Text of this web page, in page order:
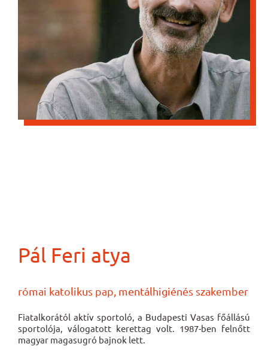
Pál Feri atya
római katolikus pap, mentálhigiénés szakember
Fiatalkorától aktív sportoló, a Budapesti Vasas főállású
sportolója, válogatott kerettag volt. 1987-ben felnőtt
magyar magasugró bajnok lett.